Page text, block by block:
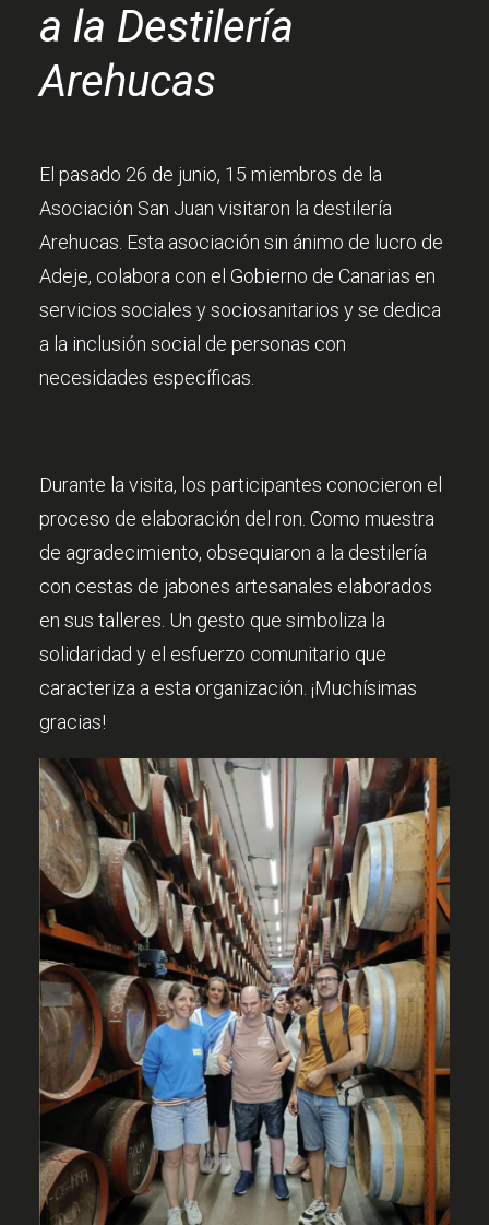
a la Destilería
Arehucas
El pasado 26 de junio, 15 miembros de la
Asociación San Juan visitaron la destilería
Arehucas. Esta asociación sin ánimo de lucro de
Adeje, colabora con el Gobierno de Canarias en
servicios sociales y sociosanitarios y se dedica
a la inclusión social de personas con
necesidades específicas.
Durante la visita, los participantes conocieron el
proceso de elaboración del ron. Como muestra
de agradecimiento, obsequiaron a la destilería
con cestas de jabones artesanales elaborados
en sus talleres. Un gesto que simboliza la
solidaridad y el esfuerzo comunitario que
caracteriza a esta organización. ¡Muchísimas
gracias!